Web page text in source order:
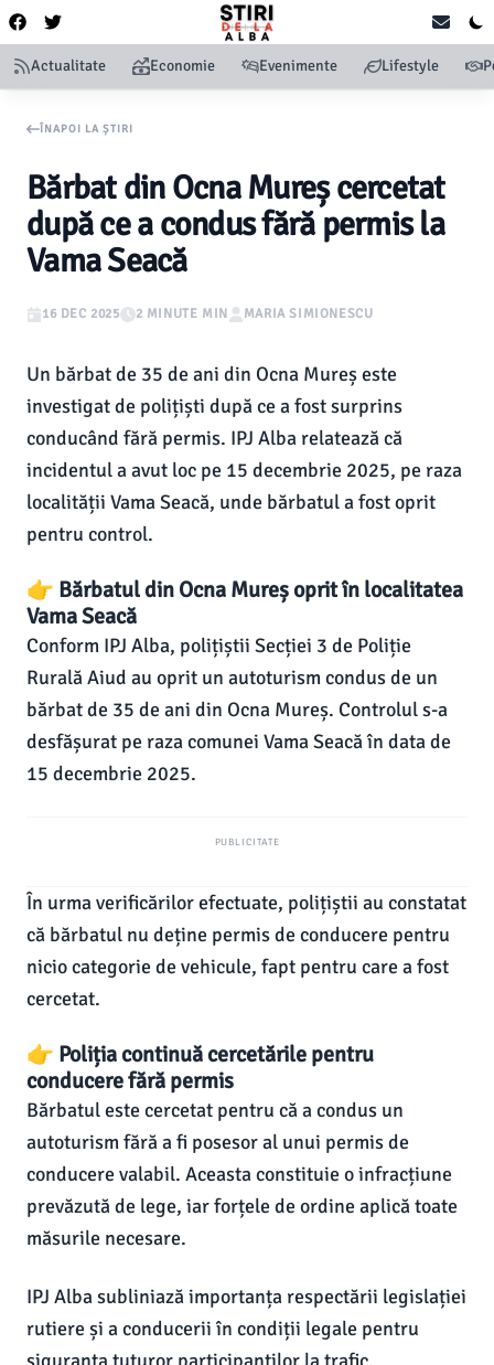
Actualitate Economie Evenimente Lifestyle
ÎNAPOI LA ȘTIRI
Bărbat din Ocna Mureș cercetat
după ce a condus fără permis la
Vama Seacă
16 DEC 2025 2 MINUTE MIN MARIA SIMIONESCU
Un bărbat de 35 de ani din Ocna Mureș este
investigat de polițiști după ce a fost surprins
conducând fără permis. IPJ Alba relatează că
incidentul a avut loc pe 15 decembrie 2025, pe raza
localității Vama Seacă, unde bărbatul a fost oprit
pentru control.
👉 Bărbatul din Ocna Mureș oprit în localitatea
Vama Seacă
Conform IPJ Alba, polițiștii Secției 3 de Poliție
Rurală Aiud au oprit un autoturism condus de un
bărbat de 35 de ani din Ocna Mureș. Controlul s-a
desfășurat pe raza comunei Vama Seacă în data de
15 decembrie 2025.
PUBLICITATE
În urma verificărilor efectuate, polițiștii au constatat
că bărbatul nu deține permis de conducere pentru
nicio categorie de vehicule, fapt pentru care a fost
cercetat.
👉 Poliția continuă cercetările pentru
conducere fără permis
Bărbatul este cercetat pentru că a condus un
autoturism fără a fi posesor al unui permis de
conducere valabil. Aceasta constituie o infracțiune
prevăzută de lege, iar forțele de ordine aplică toate
măsurile necesare.
IPJ Alba subliniază importanța respectării legislației
rutiere și a conducerii în condiții legale pentru